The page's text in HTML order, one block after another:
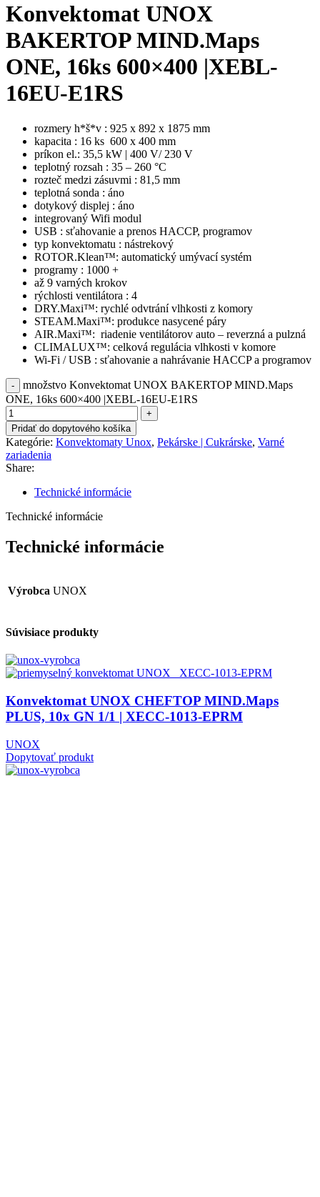
Konvektomat UNOX
BAKERTOP MIND.Maps
ONE, 16ks 600×400 |XEBL-
16EU-E1RS
rozmery h*š*v : 925 x 892 x 1875 mm
kapacita : 16 ks 600 x 400 mm
príkon el.: 35,5 kW | 400 V/ 230 V
teplotný rozsah : 35 – 260 °C
rozteč medzi zásuvmi : 81,5 mm
teplotná sonda : áno
dotykový displej : áno
integrovaný Wifi modul
USB : sťahovanie a prenos HACCP, programov
typ konvektomatu : nástrekový
ROTOR.Klean™: automatický umývací systém
programy : 1000 +
až 9 varných krokov
rýchlosti ventilátora : 4
DRY.Maxi™: rychlé odvtrání vlhkosti z komory
STEAM.Maxi™: produkce nasycené páry
AIR.Maxi™: riadenie ventilátorov auto – reverzná a pulzná
CLIMALUX™: celková regulácia vlhkosti v komore
Wi-Fi / USB : sťahovanie a nahrávanie HACCP a programov
množstvo Konvektomat UNOX BAKERTOP MIND.Maps
ONE, 16ks 600×400 |XEBL-16EU-E1RS
Pridať do dopytového košíka
Kategórie: Konvektomaty Unox, Pekárske | Cukrárske, Varné
zariadenia
Share:
Technické informácie
Technické informácie
Technické informácie
Výrobca UNOX
Súvisiace produkty
Konvektomat UNOX CHEFTOP MIND.Maps
PLUS, 10x GN 1/1 | XECC-1013-EPRM
UNOX
Dopytovať produkt